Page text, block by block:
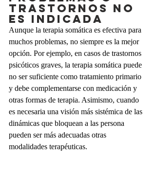
trastornos no
es indicada
Aunque la terapia somática es efectiva para
muchos problemas, no siempre es la mejor
opción. Por ejemplo, en casos de trastornos
psicóticos graves, la terapia somática puede
no ser suficiente como tratamiento primario
y debe complementarse con medicación y
otras formas de terapia. Asimismo, cuando
es necesaria una visión más sistémica de las
dinámicas que bloquean a las persona
pueden ser más adecuadas otras
modalidades terapéuticas.